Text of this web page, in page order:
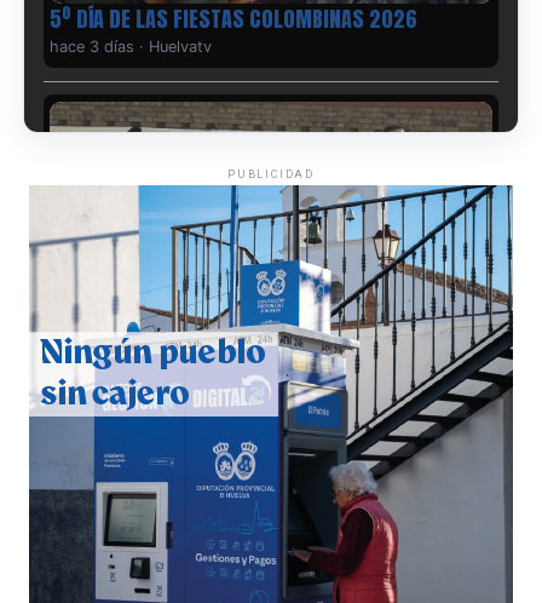
5º DÍA DE LAS FIESTAS COLOMBINAS 2026
hace 3 días · Huelvatv
CUARTA CORRIDA DE LAS FIESTAS COLOMBINAS
2026
hace 4 días·Huelvatv
PUBLICIDAD